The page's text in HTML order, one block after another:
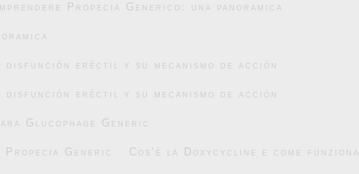
Propecia Generico: una panoramica
disfunción eréctil y su mecanismo de acción
disfunción eréctil y su mecanismo de acción
Glucophage Generic
Generic Cos’è la Doxycycline e come funziona